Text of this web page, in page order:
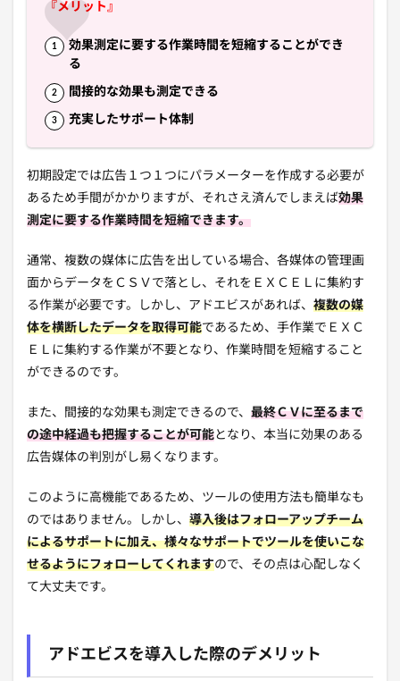
『メリット』
効果測定に要する作業時間を短縮することができ
る
間接的な効果も測定できる
充実したサポート体制
初期設定では広告１つ１つにパラメーターを作成する必要が
あるため手間がかかりますが、それさえ済んでしまえば効果
測定に要する作業時間を短縮できます。
通常、複数の媒体に広告を出している場合、各媒体の管理画
面からデータをＣＳＶで落とし、それをＥＸＣＥＬに集約す
る作業が必要です。しかし、アドエビスがあれば、 複数の媒
体を横断したデータを取得可能であるため、手作業でＥＸＣ
ＥＬに集約する作業が不要となり、作業時間を短縮すること
ができるのです。
また、間接的な効果も測定できるので、 最終ＣＶに至るまで
の途中経過も把握することが可能となり、本当に効果のある
広告媒体の判別がし易くなります。
このように高機能であるため、ツールの使用方法も簡単なも
のではありません。しかし、 導入後はフォローアップチーム
によるサポートに加え、様々なサポートでツールを使いこな
せるようにフォローしてくれますので、その点は心配しなく
て大丈夫です。
アドエビスを導入した際のデメリット